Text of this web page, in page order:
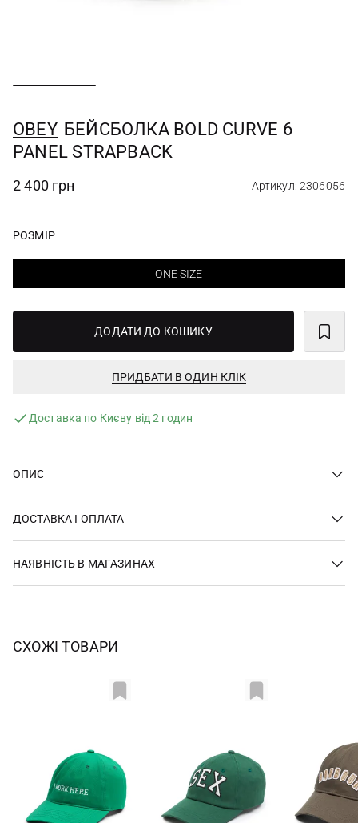
OBEY БЕЙСБОЛКА BOLD CURVE 6
PANEL STRAPBACK
2 400 грн Артикул: 2306056
РОЗМІР
ONE SIZE
ДОДАТИ ДО КОШИКУ
ПРИДБАТИ В ОДИН КЛІК
Доставка по Києву від 2 годин
ОПИС
ДОСТАВКА І ОПЛАТА
НАЯВНІСТЬ В МАГАЗИНАХ
СХОЖІ ТОВАРИ